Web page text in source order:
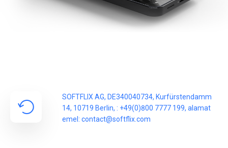
SOFTFLIX AG, DE340040734, Kurfürstendamm
14, 10719 Berlin, : +49(0)800 7777 199, alamat
emel: contact@softflix.com